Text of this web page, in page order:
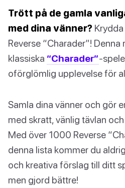
Trött på de gamla
med dina vänner?
Reverse “Charader”!
klassiska “Charader”-
oförglömlig upplevelse för
Samla dina vänner och gör
med skratt, vänlig tävlan
Med över 1000 Reverse
denna lista kommer du
och kreativa förslag till ditt
men gjord bättre!